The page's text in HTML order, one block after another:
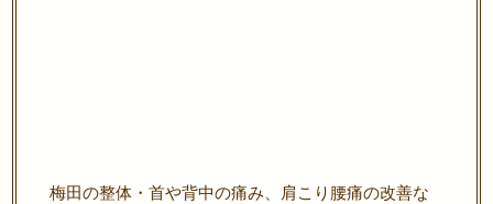
梅田の整体・首や背中の痛み、肩こり腰痛の改善な